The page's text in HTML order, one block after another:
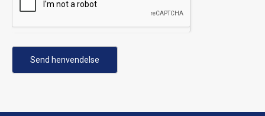
Send henvendelse